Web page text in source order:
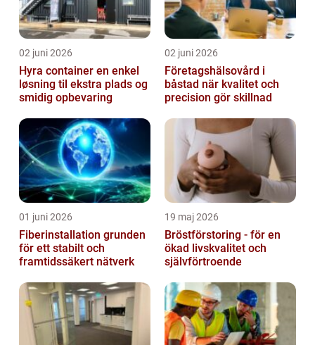
02 juni 2026
Hyra container en enkel
løsning til ekstra plads og
smidig opbevaring
02 juni 2026
Företagshälsovård i
båstad när kvalitet och
precision gör skillnad
01 juni 2026
Fiberinstallation grunden
för ett stabilt och
framtidssäkert nätverk
19 maj 2026
Bröstförstoring - för en
ökad livskvalitet och
självförtroende